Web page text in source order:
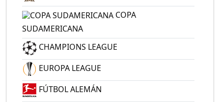
COPA
SUDAMERICANA
CHAMPIONS LEAGUE
EUROPA LEAGUE
FÚTBOL ALEMÁN